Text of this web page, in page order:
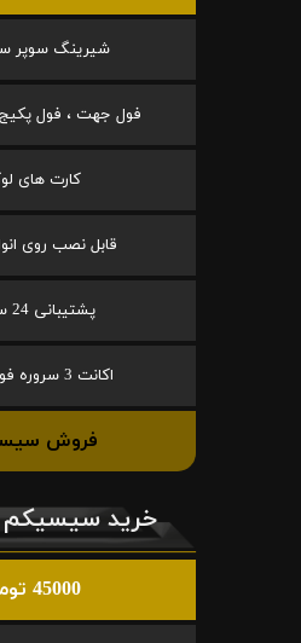
شیرینگ سوپر
فول جهت ، فول پکیج
کارت های
قابل نصب روی
پشتیبانی 24 ساعته
اکانت 3 سروره فول آپشن
فروش
خرید
45000 تومان